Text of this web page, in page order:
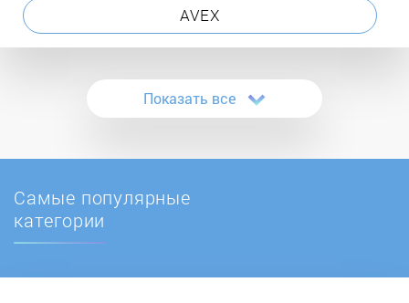
AVEX
Beko
Beltratto
Показать все
Самые популярные
категории